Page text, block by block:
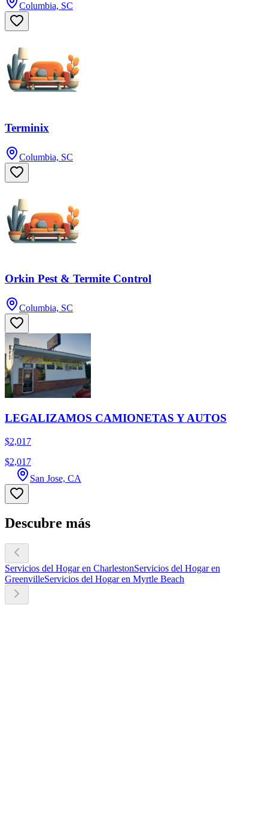
Columbia, SC
Terminix
Columbia, SC
Orkin Pest & Termite Control
Columbia, SC
LEGALIZAMOS CAMIONETAS Y AUTOS
$2,017
$2,017
San Jose, CA
Descubre más
Servicios del Hogar en CharlestonServicios del Hogar en
GreenvilleServicios del Hogar en Myrtle Beach